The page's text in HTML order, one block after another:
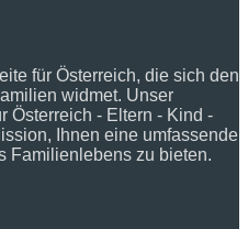
für Österreich, die sich den
widmet. Unser
Österreich - Eltern - Kind -
Ihnen eine umfassende
Familienlebens zu bieten.